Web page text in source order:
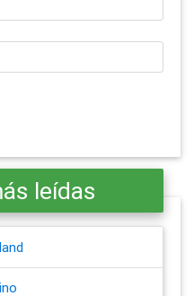
leídas